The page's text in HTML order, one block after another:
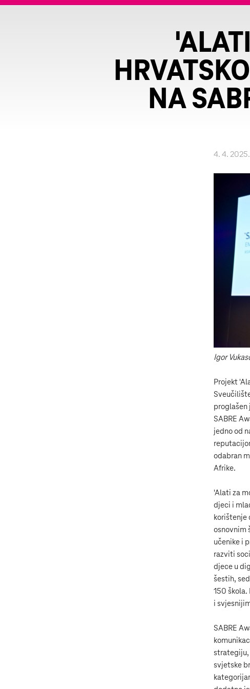
NA
4. 4. 2025.
Igor
Projekt
proglašen
SABRE
jedno od
odabran
Afrike.
'Alati za
djeci i
korištenje
osnovnim
učenike i
razviti
djece u
šestih,
150
i
SABRE
strategiju,
svjetske